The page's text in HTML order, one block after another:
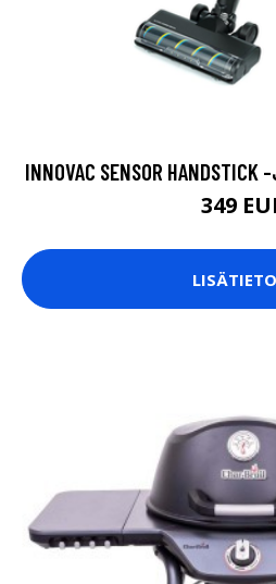
INNOVAC SENSOR HANDSTICK
349